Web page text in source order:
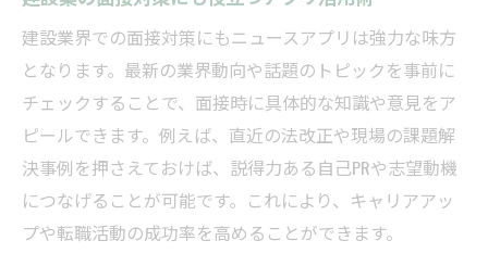
建設業界での面接対策にもニュースアプリは強力な味方
となります。最新の業界動向や話題のトピックを事前に
チェックすることで、面接時に具体的な知識や意見をア
ピールできます。例えば、直近の法改正や現場の課題解
決事例を押さえておけば、説得力ある自己PRや志望動機
につなげることが可能です。これにより、キャリアアッ
プや転職活動の成功率を高めることができます。